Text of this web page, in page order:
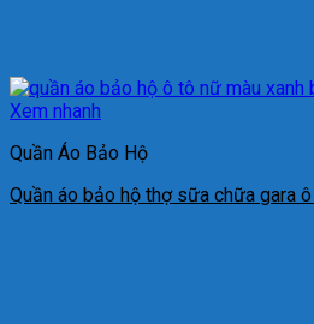
Xem nhanh
Quần Áo Bảo Hộ
Quần áo bảo hộ thợ sữa chữa gara